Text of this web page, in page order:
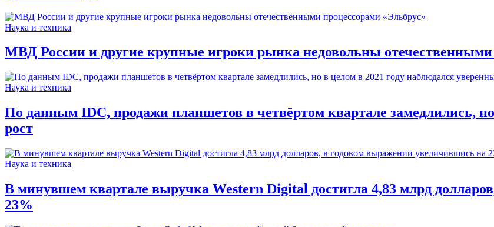
Наука и техника
МВД России и другие крупные игроки рынка недовольны отечественными
Наука и техника
По данным IDC, продажи планшетов в четвёртом квартале замедлились,
рост
Наука и техника
В минувшем квартале выручка Western Digital достигла 4,83 млрд
23%